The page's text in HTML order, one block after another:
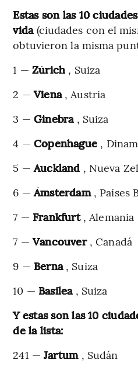
Estas son las 10
vida (ciudades con el
obtuvieron la misma
1 — Zúrich , Suiza
2 —Viena, Austria
3 — Ginebra, Suiza
4 — Copenhague ,
5 —Auckland , Nueva
6 —Ámsterdam, Países
7 — Frankfurt, Alemania
7 —Vancouver, Canadá
9 — Berna, Suiza
10 — Basilea, Suiza
Y estas son las 10
de la lista:
241 — Jartum, Sudán